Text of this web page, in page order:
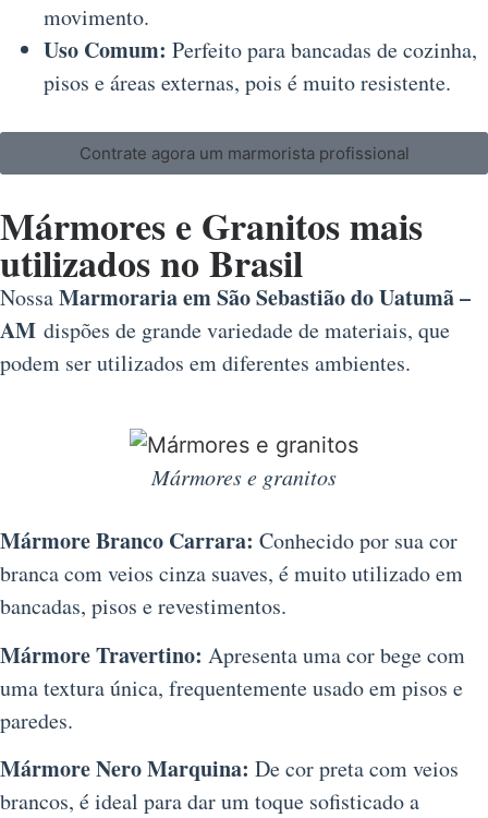
movimento.
Uso Comum: Perfeito para bancadas de cozinha,
pisos e áreas externas, pois é muito resistente.
Contrate agora um marmorista profissional
Mármores e Granitos mais
utilizados no Brasil
NossaMarmoraria em São Sebastião do Uatumã –
AM dispões de grande variedade de materiais, que
podem ser utilizados em diferentes ambientes.
Mármores e granitos
Mármore Branco Carrara: Conhecido por sua cor
branca com veios cinza suaves, é muito utilizado em
bancadas, pisos e revestimentos.
Mármore Travertino: Apresenta uma cor bege com
uma textura única, frequentemente usado em pisos e
paredes.
Mármore Nero Marquina: De cor preta com veios
brancos, é ideal para dar um toque sofisticado a